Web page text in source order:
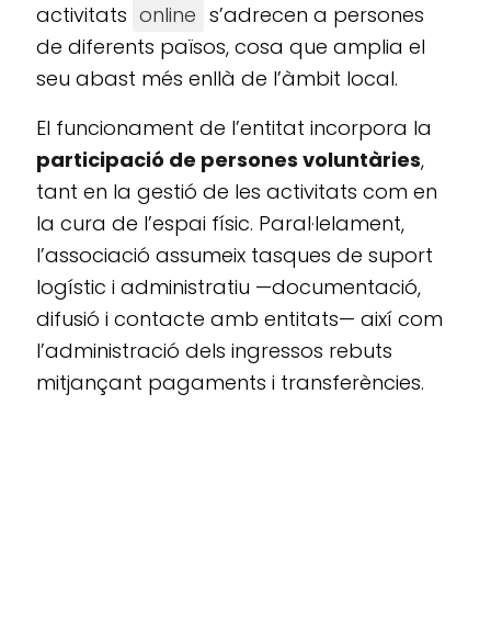
activitats online s’adrecen a persones
de diferents països, cosa que amplia el
seu abast més enllà de l’àmbit local.
El funcionament de l’entitat incorpora la
participació de persones voluntàries,
tant en la gestió de les activitats com en
la cura de l’espai físic. Paral·lelament,
l’associació assumeix tasques de suport
logístic i administratiu —documentació,
difusió i contacte amb entitats— així com
l’administració dels ingressos rebuts
mitjançant pagaments i transferències.